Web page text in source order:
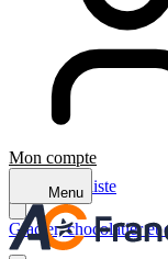
Mon compte
Menu
Retour à la liste
Glacier, chocolatier et